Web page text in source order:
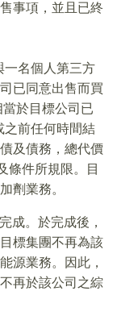
事項，並且已終
一名個人第三方
已同意出售而買
於目標公司已
之前任何時間結
及債務，總代價
條件所規限。目
劑業務。
成。於完成後，
標集團不再為該
源業務。因此，
再於該公司之綜